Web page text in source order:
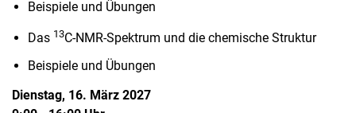
Beispiele und Übungen
Das 13C-NMR-Spektrum und die chemische Struktur
Beispiele und Übungen
Dienstag, 16. März 2027